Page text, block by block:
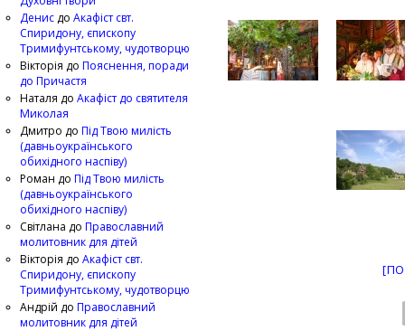
Денис до Акафіст свт.
Спиридону, єпископу
Тримифунтському, чудотворцю
Вікторія до Пояснення, поради
до Причастя
Наталя до Акафіст до святителя
Миколая
Дмитро до Під Твою милість
(давньоукраїнського
обихідного наспіву)
Роман до Під Твою милість
(давньоукраїнського
обихідного наспіву)
Світлана до Православний
молитовник для дітей
Вікторія до Акафіст свт.
Спиридону, єпископу
Тримифунтському, чудотворцю
Андрій до Православний
молитовник для дітей